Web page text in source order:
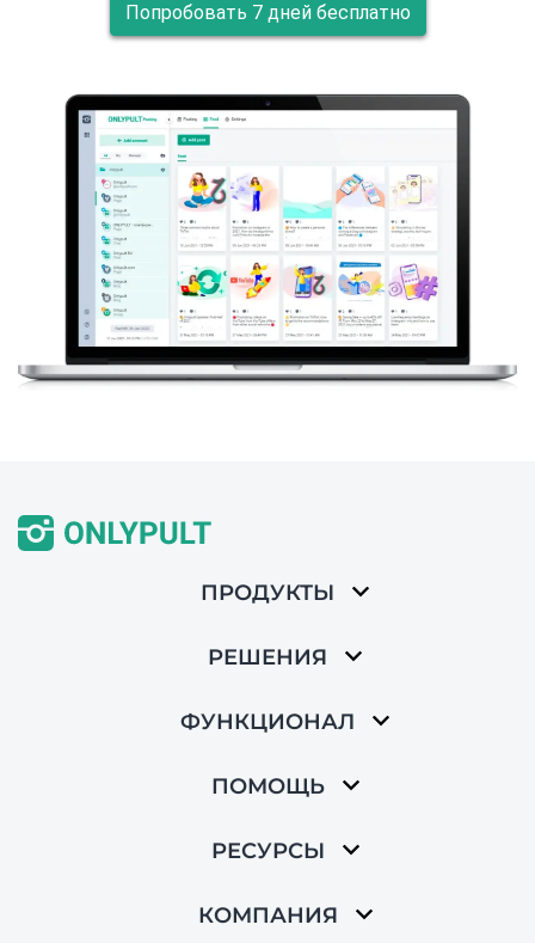
Попробовать 7 дней бесплатно
ПРОДУКТЫ
РЕШЕНИЯ
ФУНКЦИОНАЛ
ПОМОЩЬ
РЕСУРСЫ
КОМПАНИЯ